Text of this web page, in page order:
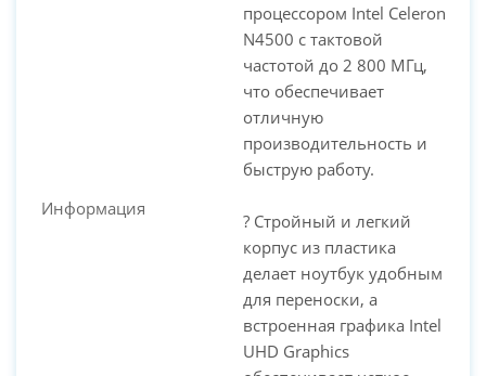
Информация
процессором Intel Celeron
N4500 с тактовой
частотой до 2 800 МГц,
что обеспечивает
отличную
производительность и
быструю работу.
? Стройный и легкий
корпус из пластика
делает ноутбук удобным
для переноски, а
встроенная графика Intel
UHD Graphics